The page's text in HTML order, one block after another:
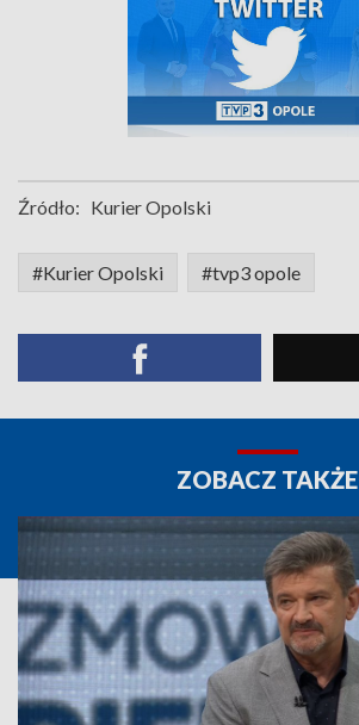
Źródło: Kurier Opolski
#Kurier Opolski #tvp3 opole
ZOBACZ TAKŻE